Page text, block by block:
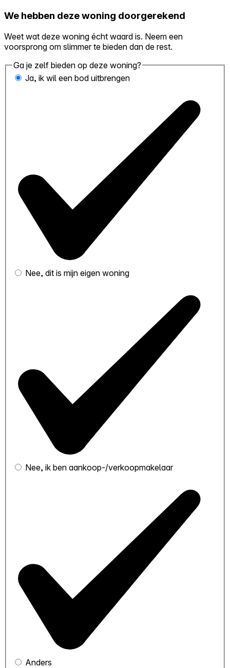
We hebben deze woning doorgerekend
Weet wat deze woning écht waard is. Neem een
voorsprong om slimmer te bieden dan de rest.
Ga je zelf bieden op deze woning?
Ja, ik wil een bod uitbrengen
Nee, dit is mijn eigen woning
Nee, ik ben aankoop-/verkoopmakelaar
Anders